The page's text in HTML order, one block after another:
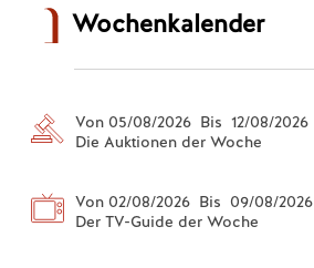
Wochenkalender
Von 05/08/2026 Bis 12/08/2026
Die Auktionen der Woche
Von 02/08/2026 Bis 09/08/2026
Der TV-Guide der Woche